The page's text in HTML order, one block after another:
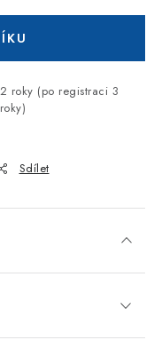
2 roky (po registraci 3
roky)
Sdílet